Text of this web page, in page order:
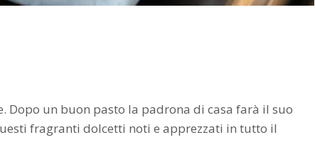
Dopo un buon pasto la padrona di casa farà il suo
fragranti dolcetti noti e apprezzati in tutto il